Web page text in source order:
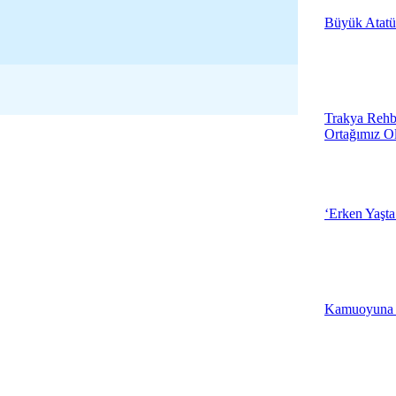
18:57 -
İlker
Tiyatro
Merkezi'nde
Büyük
Trakya
Ortağımız
‘Erken